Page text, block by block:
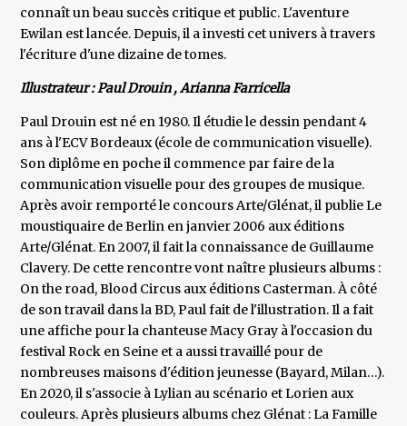
connaît un beau succès critique et public. L'aventure
Ewilan est lancée. Depuis, il a investi cet univers à travers
l'écriture d'une dizaine de tomes.
Illustrateur : Paul Drouin , Arianna Farricella
Paul Drouin est né en 1980. Il étudie le dessin pendant 4
ans à l'ECV Bordeaux (école de communication visuelle).
Son diplôme en poche il commence par faire de la
communication visuelle pour des groupes de musique.
Après avoir remporté le concours Arte/Glénat, il publie Le
moustiquaire de Berlin en janvier 2006 aux éditions
Arte/Glénat. En 2007, il fait la connaissance de Guillaume
Clavery. De cette rencontre vont naître plusieurs albums :
On the road, Blood Circus aux éditions Casterman. À côté
de son travail dans la BD, Paul fait de l'illustration. Il a fait
une affiche pour la chanteuse Macy Gray à l'occasion du
festival Rock en Seine et a aussi travaillé pour de
nombreuses maisons d'édition jeunesse (Bayard, Milan…).
En 2020, il s'associe à Lylian au scénario et Lorien aux
couleurs. Après plusieurs albums chez Glénat : La Famille